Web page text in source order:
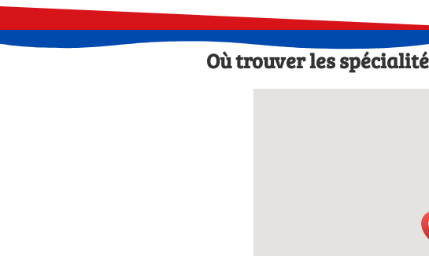
Où trouver les